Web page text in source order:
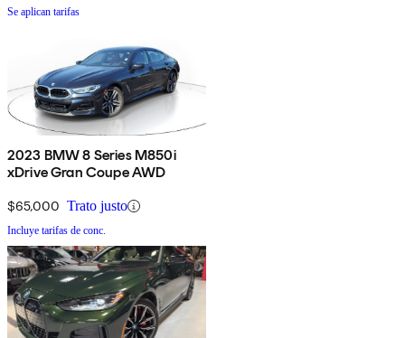
Se aplican tarifas
2023 BMW 8 Series M850i
xDrive Gran Coupe AWD
$65,000 Trato justo
Incluye tarifas de conc.